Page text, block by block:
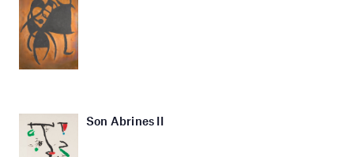
Son Abrines II